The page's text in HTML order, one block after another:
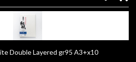
Double Layered gr95 A3+x10